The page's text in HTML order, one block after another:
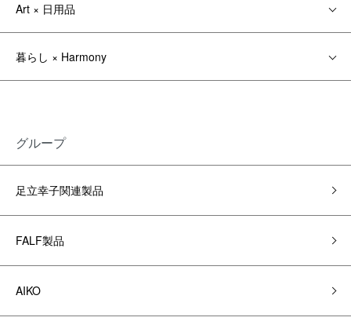
Art × 日用品
暮らし × Harmony
グループ
足立幸子関連製品
FALF製品
AIKO